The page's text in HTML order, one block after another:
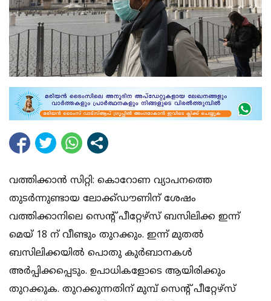
വത്തിക്കാന്‍ സിറ്റി: കൊറോണ വ്യാപനത്തെ
തുടര്‍ന്നുണ്ടായ ലോക്ക്ഡൗണിന് ശേഷം
വത്തിക്കാനിലെ സെന്റ് പീറ്റേഴ്‌സ് ബസിലിക്ക ഇന്ന്
മെയ് 18 ന് വീണ്ടും തുറക്കും. ഇന്ന് മുതല്‍
ബസിലിക്കയില്‍ പൊതു കുര്‍ബാനകള്‍
അര്‍പ്പിക്കപ്പെടും. ഉപാധികളോടെ ആയിരിക്കും
തുറക്കുക. തുറക്കുന്നതിന് മുമ്പ് സെന്റ് പീറ്റേഴ്‌സ്